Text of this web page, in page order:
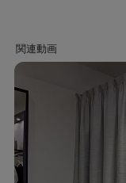
【素材感】ホワイト（
643） ベージュ（052）
清涼感を身にまとうキレイ
特殊な撚糸をして織り上
心地の良い素材感、また